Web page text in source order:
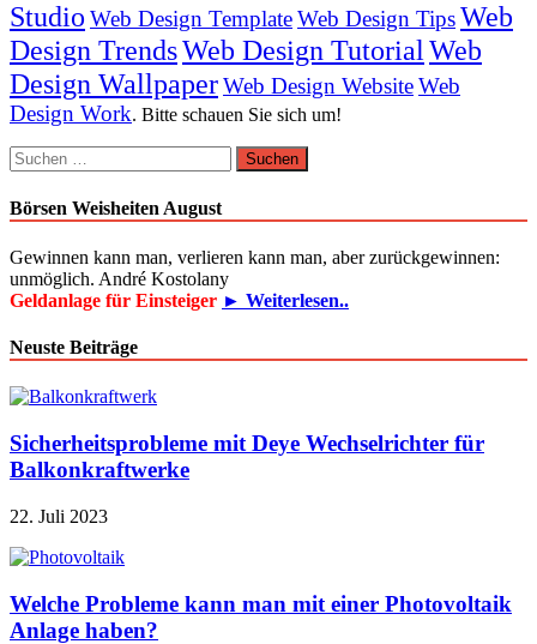
Studio Web Design TemplateWeb Design TipsWeb
Design TrendsWeb Design Tutorial Web
Design WallpaperWeb Design WebsiteWeb
Design Work. Bitte schauen Sie sich um!
Suchen
nach:
Börsen Weisheiten August
Gewinnen kann man, verlieren kann man, aber zurückgewinnen:
unmöglich. André Kostolany
Geldanlage für Einsteiger ► Weiterlesen..
Neuste Beiträge
Sicherheitsprobleme mit Deye Wechselrichter für
Balkonkraftwerke
22. Juli 2023
Welche Probleme kann man mit einer Photovoltaik
Anlage haben?